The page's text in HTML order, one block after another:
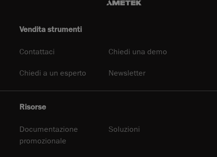
Vendita strumenti
Contattaci Chiedi una demo
Chiedi a un esperto Newsletter
Risorse
Documentazione
promozionale
Soluzioni